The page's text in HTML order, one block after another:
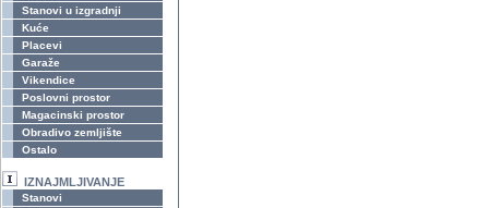
Stanovi u izgradnji
Kuće
Placevi
Garaže
Vikendice
Poslovni prostor
Magacinski prostor
Obradivo zemljište
Ostalo
IZNAJMLJIVANJE
Stanovi